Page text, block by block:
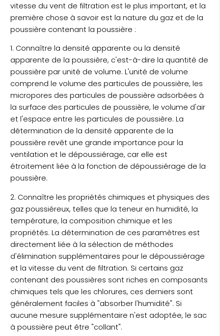
vitesse du vent de filtration est le plus important, et la
première chose à savoir est la nature du gaz et de la
poussière contenant la poussière :
1. Connaître la densité apparente ou la densité
apparente de la poussière, c'est-à-dire la quantité de
poussière par unité de volume. L'unité de volume
comprend le volume des particules de poussière, les
micropores des particules de poussière adsorbées à
la surface des particules de poussière, le volume d'air
et l'espace entre les particules de poussière. La
détermination de la densité apparente de la
poussière revêt une grande importance pour la
ventilation et le dépoussiérage, car elle est
étroitement liée à la fonction de dépoussiérage de la
poussière.
2. Connaître les propriétés chimiques et physiques des
gaz poussiéreux, telles que la teneur en humidité, la
température, la composition chimique et les
propriétés. La détermination de ces paramètres est
directement liée à la sélection de méthodes
d'élimination supplémentaires pour le dépoussiérage
et la vitesse du vent de filtration. Si certains gaz
contenant des poussières sont riches en composants
chimiques tels que les chlorures, ces derniers sont
généralement faciles à "absorber l'humidité". Si
aucune mesure supplémentaire n'est adoptée, le sac
à poussière peut être "collant".